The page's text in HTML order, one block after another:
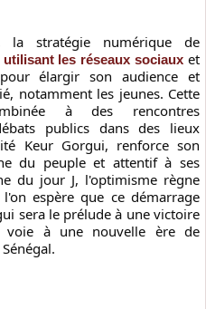
la stratégie numérique de
utilisant les réseaux sociaux et
élargir son audience et
notamment les jeunes. Cette
à des rencontres
publics dans des lieux
Keur Gorgui, renforce son
du peuple et attentif à ses
du jour J, l'optimisme règne
espère que ce démarrage
sera le prélude à une victoire
voie à une nouvelle ère de